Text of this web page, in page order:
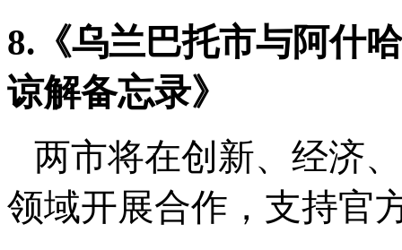
8.《乌兰巴托市与阿什
谅解备忘录》
两市将在创新、经济
领域开展合作，支持官